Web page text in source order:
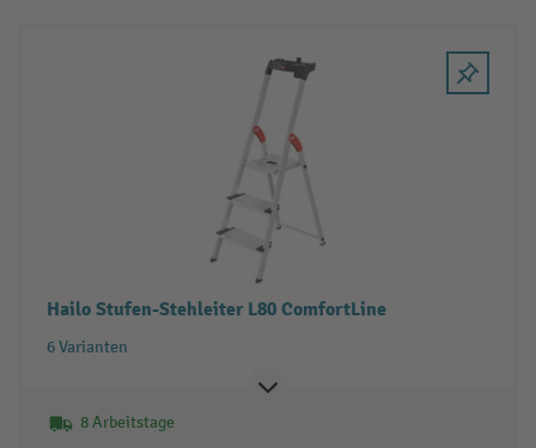
Hailo Stufen-Stehleiter L80 ComfortLine
6 Varianten
8 Arbeitstage